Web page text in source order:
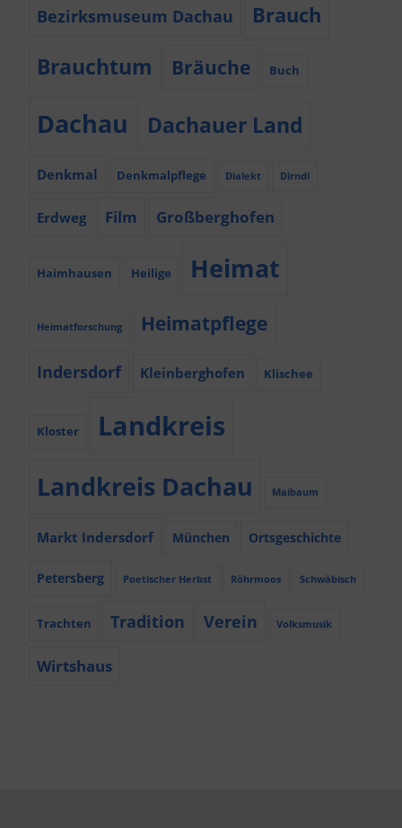
Bezirksmuseum Dachau Brauch
Brauchtum Bräuche Buch
Dachau Dachauer Land
Denkmal Denkmalpflege Dialekt Dirndl
Erdweg Film Großberghofen
Haimhausen Heilige Heimat
Heimatforschung Heimatpflege
Indersdorf Kleinberghofen Klischee
Kloster Landkreis
Landkreis Dachau Maibaum
Markt Indersdorf München Ortsgeschichte
Petersberg Poetischer Herbst Röhrmoos Schwäbisch
Trachten Tradition Verein Volksmusik
Wirtshaus